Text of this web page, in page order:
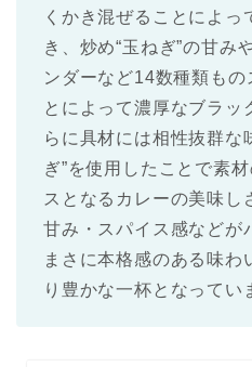
くかき混ぜることによっ
き、炒め“玉ねぎ”の甘み
ンダーなど14数種類もの
とによって濃厚なブラッ
らに具材には相性抜群な
ぎ”を使用したことで素
スとなるカレーの美味し
甘み・スパイス感などが
まさに本格感のある味わ
り豊かな一杯となってい